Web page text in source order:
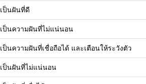
เป็นฝันที่ดี
เป็นความฝันที่ไม่แน่นอน
เป็นความฝันที่เชื่อถือได้ และเตือนให้ระวังตัว
เป็นฝันที่ไม่แน่นอน